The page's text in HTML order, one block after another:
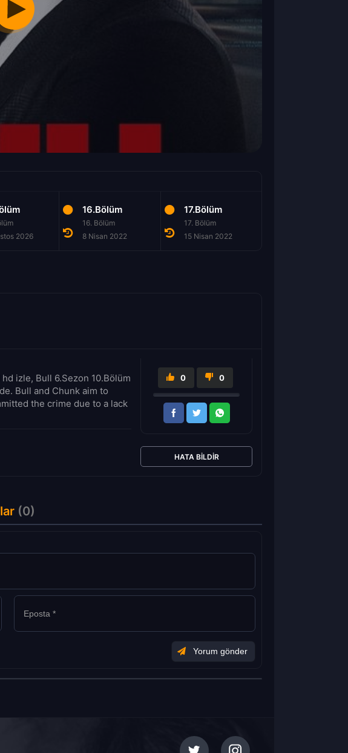
2026
16.Bölüm
16. Bölüm
8 Nisan 2022
17.Bölüm
17. Bölüm
15 Nisan 2022
izle, Bull 6.Sezon 10.Bölüm
Bull and Chunk aim to
the crime due to a lack
0 0
HATA BILDIR
(0)